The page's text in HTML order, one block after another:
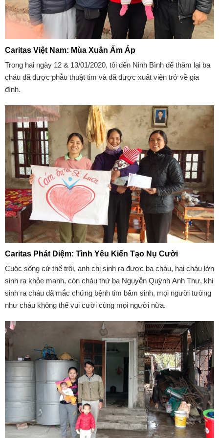
Caritas Việt Nam: Mùa Xuân Ấm Áp
Trong hai ngày 12 & 13/01/2020, tôi đến Ninh Bình để thăm lại ba
cháu đã được phẫu thuật tim và đã được xuất viện trở về gia
đình.
Caritas Phát Diệm: Tình Yêu Kiến Tạo Nụ Cười
Cuộc sống cứ thế trôi, anh chị sinh ra được ba cháu, hai cháu lớn
sinh ra khỏe mạnh, còn cháu thứ ba Nguyễn Quỳnh Anh Thư, khi
sinh ra cháu đã mắc chứng bệnh tim bẩm sinh, mọi người tưởng
như cháu không thể vui cười cùng mọi người nữa.